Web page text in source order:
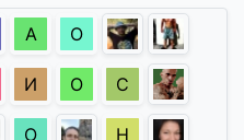
А О
И O С
О Н